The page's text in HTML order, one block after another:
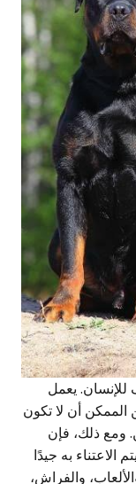
يعمل
أن لا تكون
ومع ذلك، فإن
الاعتناء به جيدًا
والفراش،